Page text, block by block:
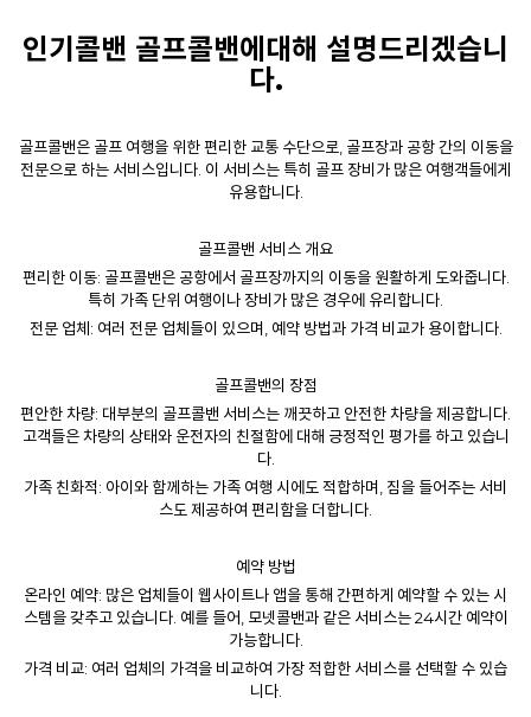
인기콜밴 골프콜밴에대해 설명드리겠습니
다.
골프콜밴은 골프 여행을 위한 편리한 교통 수단으로, 골프장과 공항 간의 이동을
전문으로 하는 서비스입니다. 이 서비스는 특히 골프 장비가 많은 여행객들에게
유용합니다.
골프콜밴 서비스 개요
편리한 이동: 골프콜밴은 공항에서 골프장까지의 이동을 원활하게 도와줍니다.
특히 가족 단위 여행이나 장비가 많은 경우에 유리합니다.
전문 업체: 여러 전문 업체들이 있으며, 예약 방법과 가격 비교가 용이합니다.
골프콜밴의 장점
편안한 차량: 대부분의 골프콜밴 서비스는 깨끗하고 안전한 차량을 제공합니다.
고객들은 차량의 상태와 운전자의 친절함에 대해 긍정적인 평가를 하고 있습니
다.
가족 친화적: 아이와 함께하는 가족 여행 시에도 적합하며, 짐을 들어주는 서비
스도 제공하여 편리함을 더합니다.
예약 방법
온라인 예약: 많은 업체들이 웹사이트나 앱을 통해 간편하게 예약할 수 있는 시
스템을 갖추고 있습니다. 예를 들어, 모넷콜밴과 같은 서비스는 24시간 예약이
가능합니다.
가격 비교: 여러 업체의 가격을 비교하여 가장 적합한 서비스를 선택할 수 있습
니다.